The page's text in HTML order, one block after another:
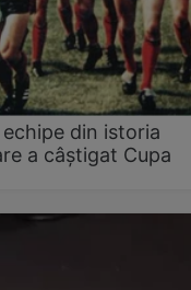
din istoria
a câştigat Cupa